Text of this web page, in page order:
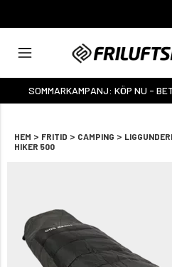
SOMMARKAMPANJ: KÖP NU -
HEM > FRITID > CAMPING >
HIKER 500